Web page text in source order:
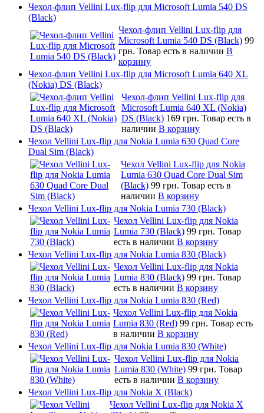
Чехол-флип Vellini Lux-flip для Microsoft Lumia 540 DS
(Black)
Чехол-флип Vellini Lux-flip для
Microsoft Lumia 540 DS (Black) 99
грн. Товар есть в наличии В
корзину
Чехол-флип Vellini Lux-flip для Microsoft Lumia 640 XL
(Nokia) DS (Black)
Чехол-флип Vellini Lux-flip для
Microsoft Lumia 640 XL (Nokia)
DS (Black) 169 грн. Товар есть в
наличии В корзину
Чехол Vellini Lux-flip для Nokia Lumia 630 Quad Core
Dual Sim (Black)
Чехол Vellini Lux-flip для Nokia
Lumia 630 Quad Core Dual Sim
(Black) 99 грн. Товар есть в
наличии В корзину
Чехол Vellini Lux-flip для Nokia Lumia 730 (Black)
Чехол Vellini Lux-flip для Nokia
Lumia 730 (Black) 99 грн. Товар
есть в наличии В корзину
Чехол Vellini Lux-flip для Nokia Lumia 830 (Black)
Чехол Vellini Lux-flip для Nokia
Lumia 830 (Black) 99 грн. Товар
есть в наличии В корзину
Чехол Vellini Lux-flip для Nokia Lumia 830 (Red)
Чехол Vellini Lux-flip для Nokia
Lumia 830 (Red) 99 грн. Товар есть
в наличии В корзину
Чехол Vellini Lux-flip для Nokia Lumia 830 (White)
Чехол Vellini Lux-flip для Nokia
Lumia 830 (White) 99 грн. Товар
есть в наличии В корзину
Чехол Vellini Lux-flip для Nokia X (Black)
Чехол Vellini Lux-flip для Nokia X